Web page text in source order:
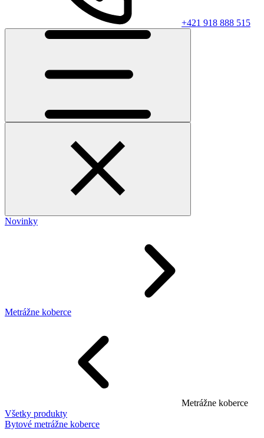
+421 918 888 515
Novinky
Metrážne koberce
Metrážne koberce
Všetky produkty
Bytové metrážne koberce